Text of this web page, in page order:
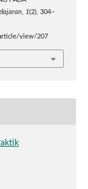
, 1(2), 304–
view/207